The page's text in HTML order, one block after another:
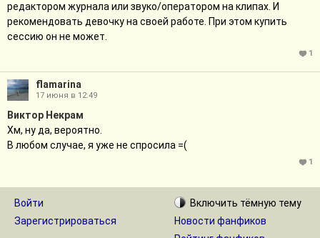
редактором журнала или звуко/оператором на клипах. И
рекомендовать девочку на своей работе. При этом купить
сессию он не может.
1
flamarina
17 июня в 12:49
Виктор Некрам
Хм, ну да, вероятно.
В любом случае, я уже не спросила =(
1
Войти
Зарегистрироваться
Включить тёмную тему
Новости фанфиков